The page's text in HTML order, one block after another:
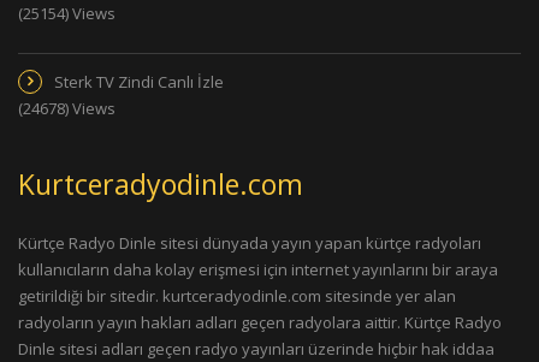
(25154) Views
Sterk TV Zindi Canlı İzle
(24678) Views
Kurtceradyodinle.com
Kürtçe Radyo Dinle sitesi dünyada yayın yapan kürtçe radyoları
kullanıcıların daha kolay erişmesi için internet yayınlarını bir araya
getirildiği bir sitedir. kurtceradyodinle.com sitesinde yer alan
radyoların yayın hakları adları geçen radyolara aittir. Kürtçe Radyo
Dinle sitesi adları geçen radyo yayınları üzerinde hiçbir hak iddaa